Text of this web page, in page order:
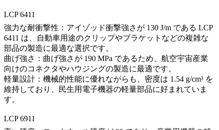
LCP 6411
強力な耐衝撃性：アイゾッド衝撃強さが 130 J/m である LCP
6411 は、自動車用途のクリップやブラケットなどの複雑な
部品の製造に最適な選択です。
曲げ強さ：曲げ強さが 190 MPa であるため、航空宇宙産業
向けのコネクタやハウジングの製造に最適です。
軽量設計：機械的性能に優れながらも、密度は 1.54 g/cm³ を
維持しており、民生用電子機器の軽量部品に好まれていま
す。
LCP 6911